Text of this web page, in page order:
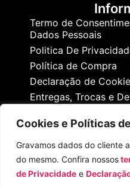
Cookies e Políticas
Gravamos dados do cliente
do mesmo. Confira nossos
de Privacidade e
Termo de
Dados Pessoais
Politica De
Política de Compra
Declaração de
Entregas, Trocas e
Copyright ©Flora Betel.